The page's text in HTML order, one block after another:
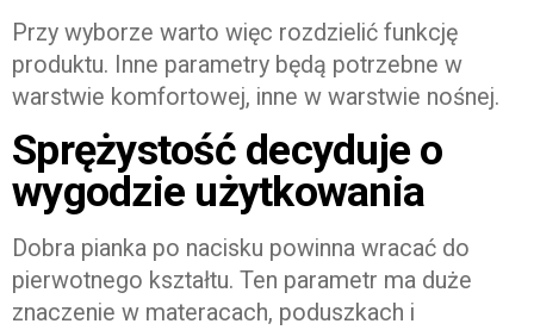
Przy wyborze warto więc rozdzielić funkcję
produktu. Inne parametry będą potrzebne w
warstwie komfortowej, inne w warstwie nośnej.
Sprężystość decyduje o
wygodzie użytkowania
Dobra pianka po nacisku powinna wracać do
pierwotnego kształtu. Ten parametr ma duże
znaczenie w materacach, poduszkach i